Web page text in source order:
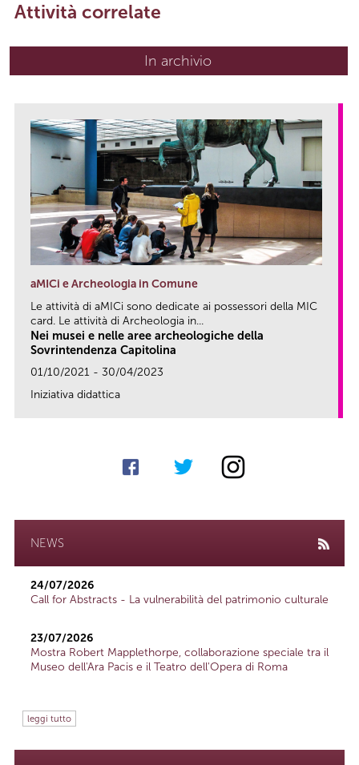
Attività correlate
In archivio
aMICi e Archeologia in Comune
Le attività di aMICi sono dedicate ai possessori della MIC
card. Le attività di Archeologia in...
Nei musei e nelle aree archeologiche della
Sovrintendenza Capitolina
01/10/2021 - 30/04/2023
Iniziativa didattica
NEWS
24/07/2026
Call for Abstracts - La vulnerabilità del patrimonio culturale
23/07/2026
Mostra Robert Mapplethorpe, collaborazione speciale tra il
Museo dell'Ara Pacis e il Teatro dell'Opera di Roma
leggi tutto